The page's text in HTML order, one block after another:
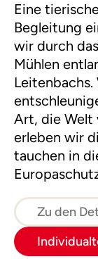
Eine
Begleitung
wir durch
Mühlen
Leitenbachs.
Art, die Welt
erleben wir
tauchen in
Jahreszeit
bestaunen.
können wir
Zu den